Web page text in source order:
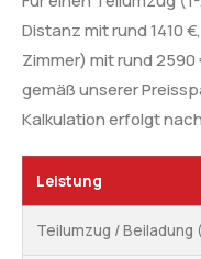
Distanz mit rund 1410
Zimmer) mit rund
gemäß unserer
Kalkulation erfolgt
Leistung
Teilumzug / Beiladung